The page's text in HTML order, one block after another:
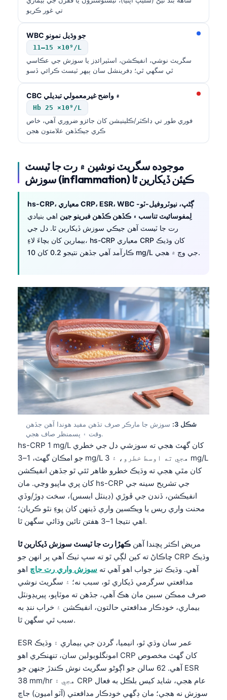
تي غور ڪريو
WBC جو وڌيل نمونو
11–15 ×10⁹/L
سگريٽ نوشي، انفيڪشن، اسٽيرائڊز يا سوزش جي عڪاسي
ٿي سگهي ٿي؛ ڊفرينشل سان ٻيهر ٽيسٽ ڪرائي ڏسو
CBC ۾ واضح غيرمعمولي تبديلي
Hb 25 ×10⁹/L
فوري طور تي ڊاڪٽر/ڪلينيشن کان جائزو ضروري آهي، خاص
ڪري جيڪڏهن علامتون هجن
موجوده سگريٽ نوشين ۾ رت جا ٽيسٽ
سوزش (inflammation) ڪيئن ڏيکارين ٿا
hs-CRP، معياري CRP، ESR، WBC ڳڻپ، نيوٽروفيل-ٽو-
لِمفوسائيٽ تناسب ۽ ڪڏهن ڪڏهن فبرينو جين اهي بنيادي
رت جا ٽيسٽ آهن جيڪي سوزش ڏيکارين ٿا. دل جي
بيمارين کان بچاءَ لاءِ، hs-CRP معياري CRP کان وڌيڪ
ڪارآمد آهي جڏهن نتيجو 0.2 کان 10 mg/L جي وچ ۾ هجي.
شڪل 3:
سوزش جا مارڪر صرف تڏهن مفيد هوندا آهن جڏهن
وقت ۽ پسمنظر صاف هجي.
hs-CRP 1 mg/L کان گهٽ هجي ته سوزشي دل جي خطري
جو امڪان گهٽ، 1–3 mg/L هجي ته اوسط خطرو، ۽ 3 mg/L
کان مٿي هجي ته وڌيڪ خطرو ظاهر ٿئي ٿو جڏهن انفيڪشن
کان پري ماپيو وڃي. مان hs-CRP جي تشريح سينه جي
انفيڪشن، ڏندن جي ڦوڙي (ڊينٽل ابسس)، سخت ڊوڙ/وڏي
محنت واري ريس يا ويڪسين واري ڏينهن کان پوءِ نٿو ڪريان؛
اهي نتيجا 1–3 هفتن تائين وڌائي سگهن ٿا.
مريض اڪثر پڇندا آهن ڪهڙا رت جا ٽيسٽ سوزش ڏيکارين ٿا
ڇاڪاڻ ته کين لڳي ٿو ته سڀ ٺيڪ آهي پر انهن جو CRP وڌيڪ
آهي. وڌيڪ تيز جواب اهو آهي ته سوزش واري رت جاچ اهو
مدافعتي سرگرمي ڏيکاري ٿو، سبب نه؛ ۽ سگريٽ نوشي
صرف ممڪن سببن مان هڪ آهي، جڏهن ته موٽاپو، پيريڊونٽل
بيماري، خودڪار مدافعتي حالتون، انفيڪشن ۽ خراب ننڊ به
سبب ٿي سگهن ٿا.
ESR عمر سان وڌي ٿو، انيميا، گردن جي بيماري ۽ وڌيڪ
امونگلوبولين سان، تنهنڪري اهو CRP کان گهٽ مخصوص
آهي. 62 سالن جو اڳوڻو سگريٽ نوش ڪندڙ جنهن جو ESR
38 mm/hr هجي ۽ CRP عام هجي، شايد کيس بلڪل به فعال
سوزش نه هجي؛ مان ڊگهي خودڪار مدافعتي (آٽو اميون) جاچ